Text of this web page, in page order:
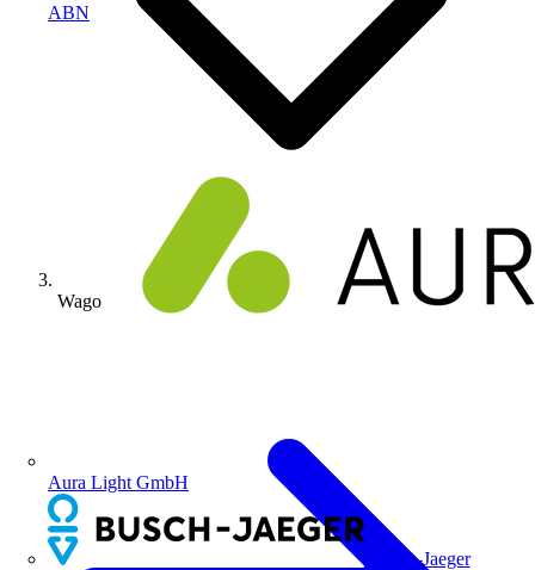
ABN
Aura Light GmbH
Busch-Jaeger
Wago